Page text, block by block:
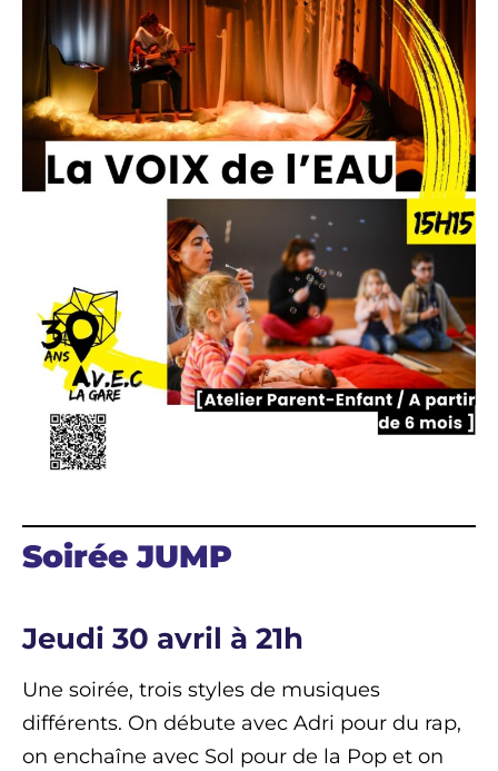
Soirée JUMP
Jeudi 30 avril à 21h
Une soirée, trois styles de musiques
différents. On débute avec Adri pour du rap,
on enchaîne avec Sol pour de la Pop et on